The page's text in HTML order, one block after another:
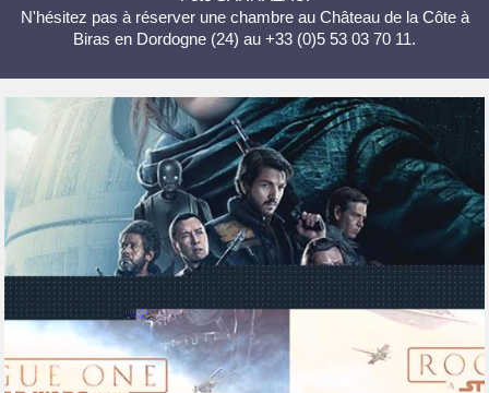
N'hésitez pas à réserver une chambre au Château de la Côte à
Biras en Dordogne (24) au +33 (0)5 53 03 70 11.